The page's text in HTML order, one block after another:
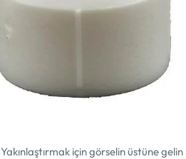
Yakınlaştırmak için görselin üstüne gelin